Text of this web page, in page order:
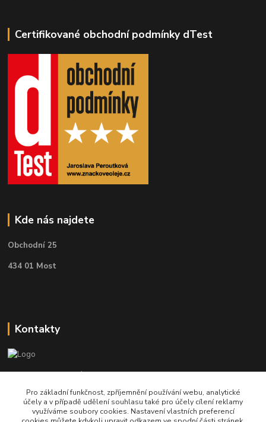
Certifikované obchodní podmínky dTest
Kde nás najdete
Obchodní 25
434 01 Most
Kontakty
Telefon pro technické dotazy: 775 113 255
Telefon do našeho obchodu : 774 993 479
Pro základní funkčnost, zpříjemnění používání webu, analytické
účely a v případě udělení souhlasu také pro účely cílení reklamy
využíváme soubory cookies. Nastavení vlastních preferencí